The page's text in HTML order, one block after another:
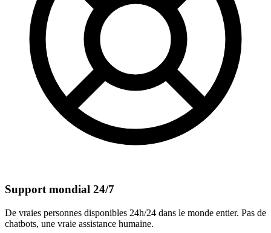
Support mondial 24/7
De vraies personnes disponibles 24h/24 dans le monde entier. Pas de
chatbots, une vraie assistance humaine.